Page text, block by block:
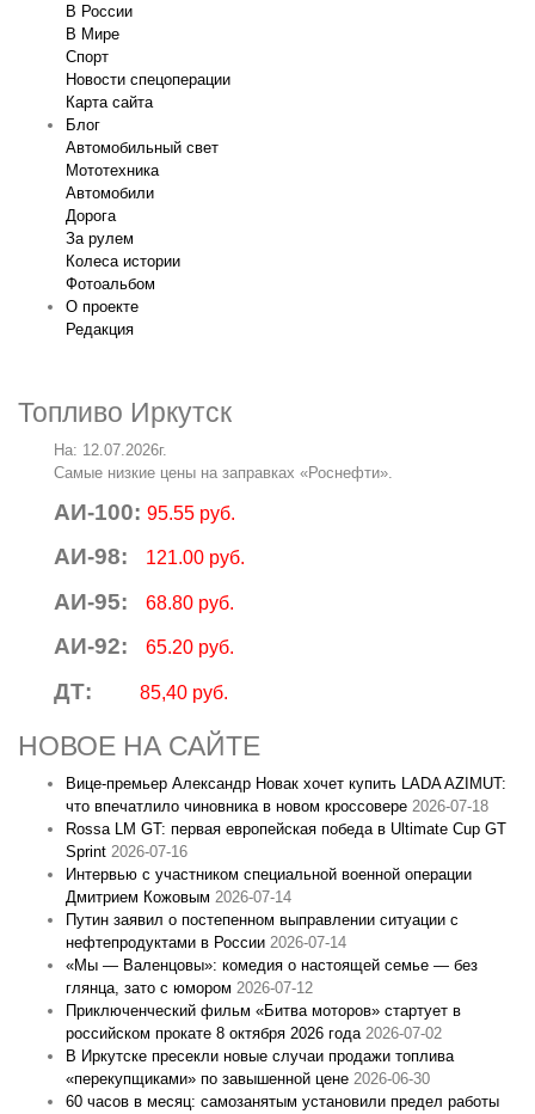
В России
В Мире
Спорт
Новости спецоперации
Карта сайта
Блог
Автомобильный свет
Мототехника
Автомобили
Дорога
За рулем
Колеса истории
Фотоальбом
О проекте
Редакция
Топливо Иркутск
На: 12.07.2026г.
Самые низкие цены на заправках «Роснефти».
АИ-100: 95.55 руб.
АИ-98: 121.00 руб.
АИ-95: 68.80 руб.
АИ-92: 65.20 руб.
ДТ: 85,40 руб.
НОВОЕ НА САЙТЕ
Вице‑премьер Александр Новак хочет купить LADA AZIMUT:
что впечатлило чиновника в новом кроссовере 2026-07-18
Rossa LM GT: первая европейская победа в Ultimate Cup GT
Sprint 2026-07-16
Интервью с участником специальной военной операции
Дмитрием Кожовым 2026-07-14
Путин заявил о постепенном выправлении ситуации с
нефтепродуктами в России 2026-07-14
«Мы — Валенцовы»: комедия о настоящей семье — без
глянца, зато с юмором 2026-07-12
Приключенческий фильм «Битва моторов» стартует в
российском прокате 8 октября 2026 года 2026-07-02
В Иркутске пресекли новые случаи продажи топлива
«перекупщиками» по завышенной цене 2026-06-30
60 часов в месяц: самозанятым установили предел работы